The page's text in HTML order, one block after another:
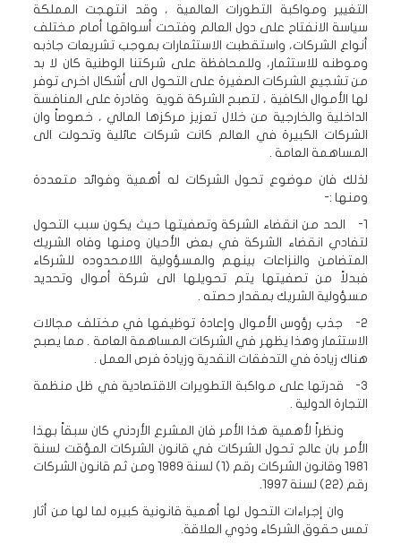
التغيير ومواكبة التطورات العالمية ، وقد انتهجت المملكة
سياسة الانفتاح على دول العالم وفتحت أسواقها أمام مختلف
أنواع الشركات، واستقطبت الاستثمارات بموجب تشريعات جاذبه
وموطنه للاستثمار، وللمحافظة على شركتنا الوطنية كان لا بد
من تشجيع الشركات الصغيرة على التحول الى أشكال اخرى توفر
لها الأموال الكافية ، لتصبح الشركة قوية وقادرة على المنافسة
الداخلية والخارجية من خلال تعزيز مركزها المالي ، خصوصاً وان
الشركات الكبيرة في العالم كانت شركات عائلية وتحولت الى
المساهمة العامة .
لذلك فان موضوع تحول الشركات له أهمية وفوائد متعددة
ومنها :-
1- الحد من انقضاء الشركة وتصفيتها حيث يكون سبب التحول
لتفادي انقضاء الشركة في بعض الأحيان ومنها وفاه الشريك
المتضامن والنزاعات بينهم والمسؤولية اللامحدوده للشركاء
فبدلاً من تصفيتها يتم تحويلها الى شركة أموال وتحديد
مسؤولية الشريك بمقدار حصته .
2- جذب رؤوس الأموال وإعادة توظيفها في مختلف مجالات
الاستثمار وهذا يظهر في الشركات المساهمة العامة . مما يصبح
هناك زيادة في التدفقات النقدية وزيادة فرص العمل .
3- قدرتها على مواكبة التطويرات الاقتصادية في ظل منظمة
التجارة الدولية .
ونظراً لأهمية هذا الأمر فان المشرع الأردني كان سبقاً بهذا
الأمر بان عالج تحول الشركات في قانون الشركات المؤقت لسنة
1981 وقانون الشركات رقم (1) لسنة 1989 ومن ثم قانون الشركات
رقم (22) لسنة 1997.
وان إجراءات التحول لها أهمية قانونية كبيره لما لها من أثار
تمس حقوق الشركاء وذوي العلاقة.